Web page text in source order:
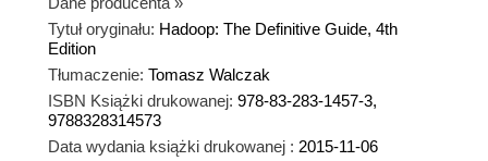
Tytuł oryginału: Hadoop: The Definitive Guide, 4th
Edition
Tłumaczenie: Tomasz Walczak
ISBN Książki drukowanej: 978-83-283-1457-3,
9788328314573
Data wydania książki drukowanej : 2015-11-06